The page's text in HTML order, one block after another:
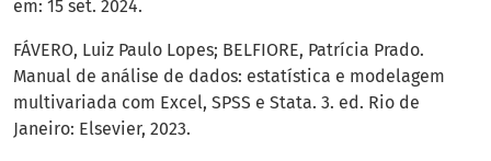
em: 15 set. 2024.
FÁVERO, Luiz Paulo Lopes; BELFIORE, Patrícia Prado.
Manual de análise de dados: estatística e modelagem
multivariada com Excel, SPSS e Stata. 3. ed. Rio de
Janeiro: Elsevier, 2023.